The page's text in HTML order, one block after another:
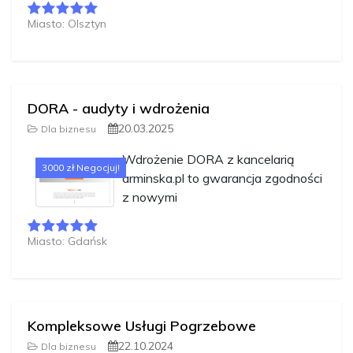
Miasto: Olsztyn
DORA - audyty i wdrożenia
Dla biznesu 20.03.2025
3000 zł Negocjuj!
Wdrożenie DORA z kancelarią
arminska.pl to gwarancja zgodności
z nowymi
Miasto: Gdańsk
Kompleksowe Usługi Pogrzebowe
Dla biznesu 22.10.2024